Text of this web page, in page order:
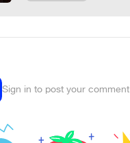
Sign in to post your comment